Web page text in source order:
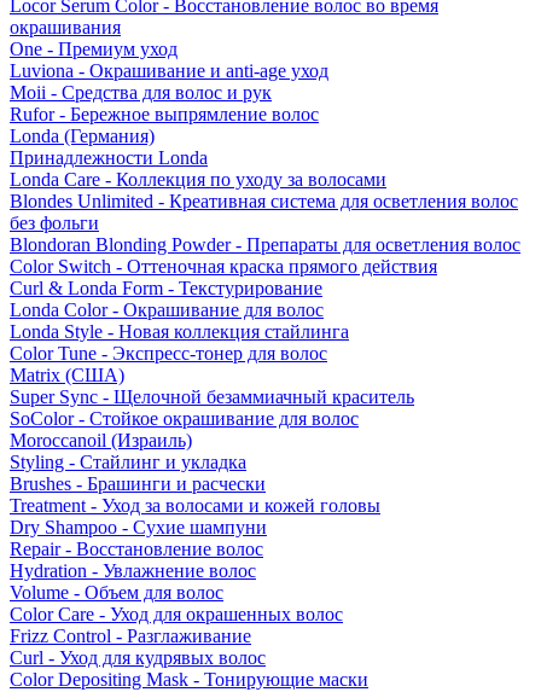
Locor Serum Color - Восстановление волос во время
окрашивания
One - Премиум уход
Luviona - Окрашивание и anti-age уход
Moii - Средства для волос и рук
Rufor - Бережное выпрямление волос
Londa (Германия)
Принадлежности Londa
Londa Care - Коллекция по уходу за волосами
Blondes Unlimited - Креативная система для осветления волос
без фольги
Blondoran Blonding Powder - Препараты для осветления волос
Color Switch - Оттеночная краска прямого действия
Curl & Londa Form - Текстурирование
Londa Color - Окрашивание для волос
Londa Style - Новая коллекция стайлинга
Color Tune - Экспресс-тонер для волос
Matrix (США)
Super Sync - Щелочной безаммиачный краситель
SoColor - Стойкое окрашивание для волос
Moroccanoil (Израиль)
Styling - Стайлинг и укладка
Brushes - Брашинги и расчески
Treatment - Уход за волосами и кожей головы
Dry Shampoo - Сухие шампуни
Repair - Восстановление волос
Hydration - Увлажнение волос
Volume - Объем для волос
Color Care - Уход для окрашенных волос
Frizz Control - Разглаживание
Curl - Уход для кудрявых волос
Color Depositing Mask - Тонирующие маски